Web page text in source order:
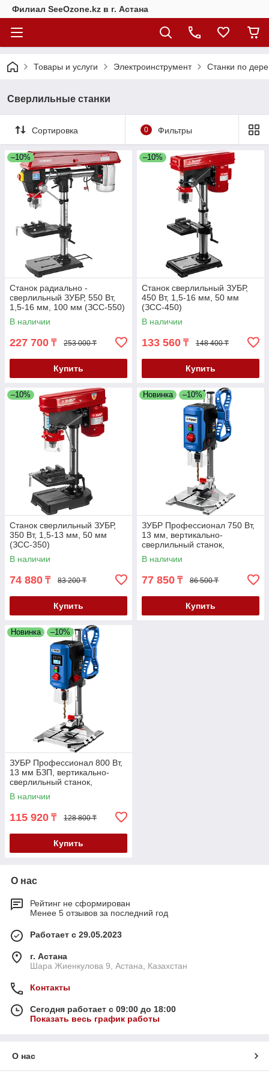
Филиал SeeOzone.kz в г. Астана
Товары и услуги Электроинструмент Станки по
Сверлильные станки
Сортировка 0 Фильтры
–10%
Станок радиально -
сверлильный ЗУБР, 550 Вт,
1,5-16 мм, 100 мм (ЗСС-550)
В наличии
227 700 ₸ 253 000 ₸
Купить
–10%
Станок сверлильный ЗУБР,
450 Вт, 1,5-16 мм, 50 мм
(ЗСС-450)
В наличии
133 560 ₸ 148 400 ₸
Купить
–10%
Станок сверлильный ЗУБР,
350 Вт, 1,5-13 мм, 50 мм
(ЗСС-350)
В наличии
74 880 ₸ 83 200 ₸
Купить
Новинка –10%
ЗУБР Профессионал 750 Вт,
13 мм, вертикально-
сверлильный станок,
настольный
В наличии
77 850 ₸ 86 500 ₸
Купить
Новинка –10%
ЗУБР Профессионал 800 Вт,
13 мм БЗП, вертикально-
сверлильный станок,
настольный
В наличии
115 920 ₸ 128 800 ₸
Купить
О нас
Рейтинг не сформирован
Менее 5 отзывов за последний год
Работает с 29.05.2023
г. Астана
Шара Жиенкулова 9, Астана, Казахстан
Контакты
Сегодня работает с 09:00 до 18:00
Показать весь график работы
О нас